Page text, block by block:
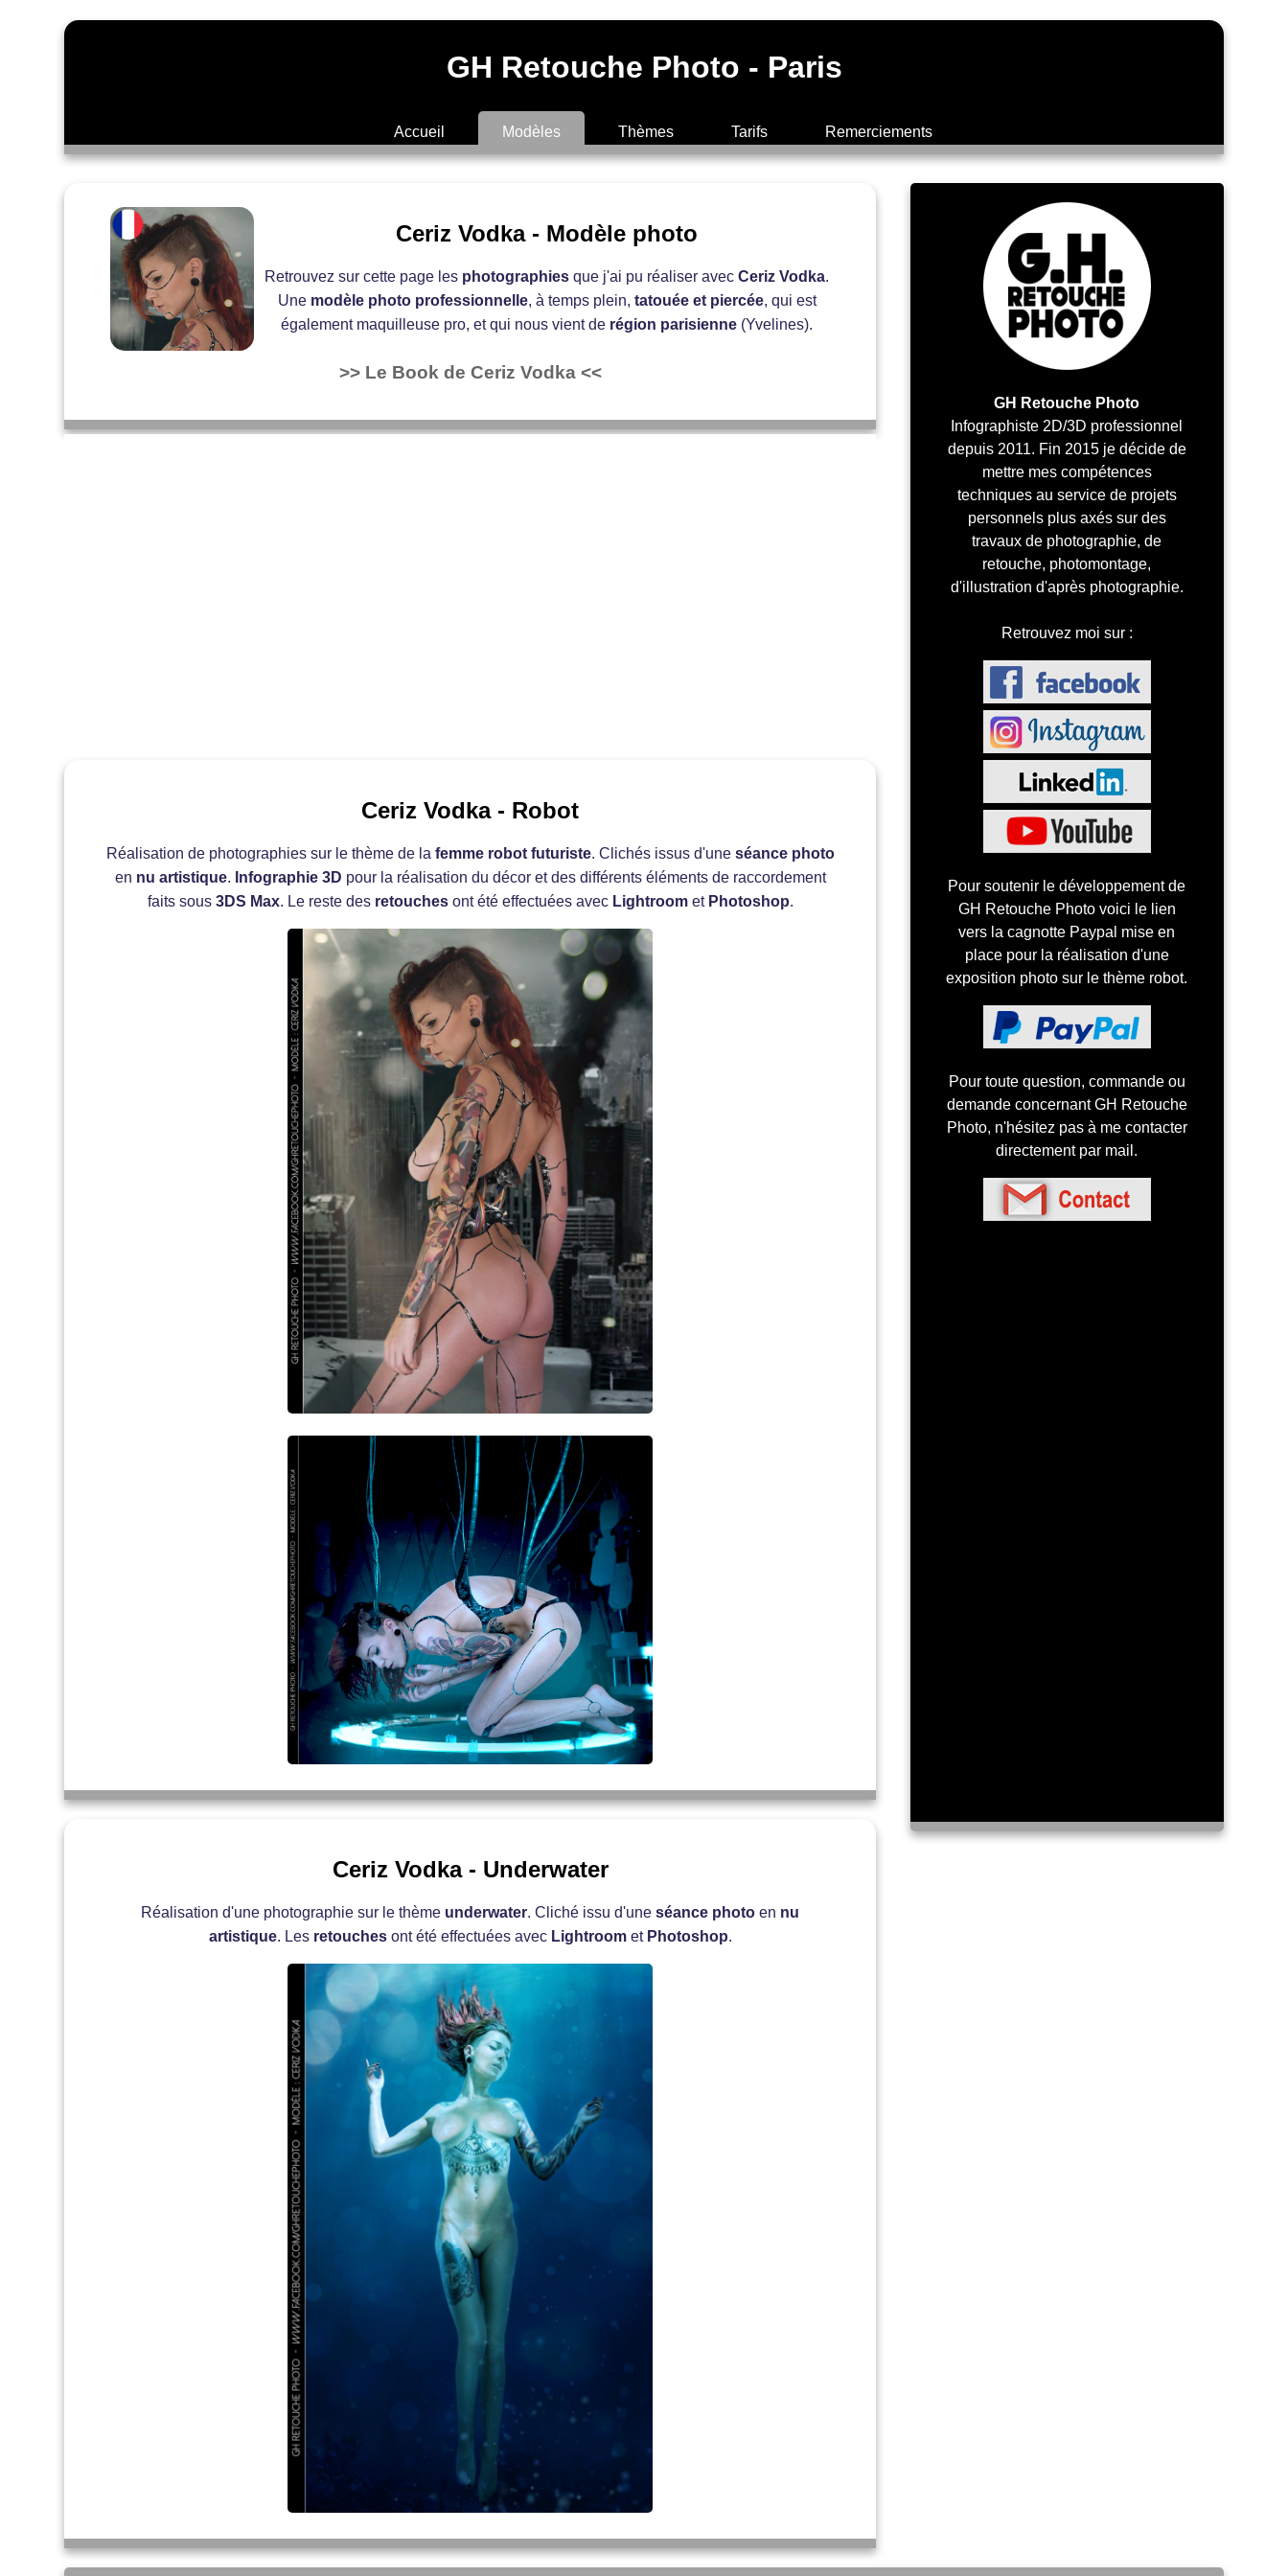
GH Retouche Photo - Paris
Accueil Modèles Thèmes Tarifs Remerciements
Ceriz Vodka - Modèle photo
Retrouvez sur cette page les photographies que j'ai pu réaliser avec Ceriz Vodka.
Une modèle photo professionnelle, à temps plein, tatouée et piercée, qui est
également maquilleuse pro, et qui nous vient de région parisienne (Yvelines).
>> Le Book de Ceriz Vodka <<
Ceriz Vodka - Robot
Réalisation de photographies sur le thème de la femme robot futuriste. Clichés issus d'une séance photo
en nu artistique. Infographie 3D pour la réalisation du décor et des différents éléments de raccordement
faits sous 3DS Max. Le reste des retouchesont été effectuées avec Lightroomet Photoshop.
Ceriz Vodka - Underwater
Réalisation d'une photographie sur le thème underwater. Cliché issu d'uneséance photo en nu
artistique. Les retouchesont été effectuées avec Lightroomet Photoshop.
GH Retouche Photo
Infographiste 2D/3D professionnel
depuis 2011. Fin 2015 je décide de
mettre mes compétences
techniques au service de projets
personnels plus axés sur des
travaux de photographie, de
retouche, photomontage,
d'illustration d'après photographie.
Retrouvez moi sur :
Pour soutenir le développement de
GH Retouche Photo voici le lien
vers la cagnotte Paypal mise en
place pour la réalisation d'une
exposition photo sur le thème robot.
Pour toute question, commande ou
demande concernant GH Retouche
Photo, n'hésitez pas à me contacter
directement par mail.